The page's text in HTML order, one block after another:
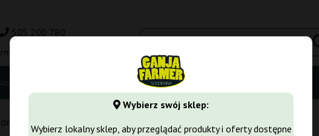
Wybierz swój sklep:
Wybierz lokalny sklep, aby przeglądać produkty i oferty dostępne
505 200 780
Odmiany marihuany
Marihuany Blue Cheese Auto